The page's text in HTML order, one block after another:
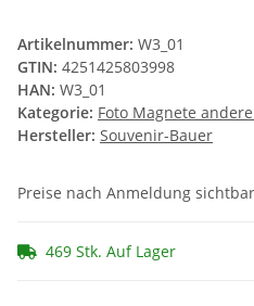
Artikelnummer: W3_01
GTIN: 4251425803998
HAN: W3_01
Kategorie: Foto Magnete
Hersteller: Souvenir-Bauer
Preise nach Anmeldung sichtbar
469 Stk. Auf Lager